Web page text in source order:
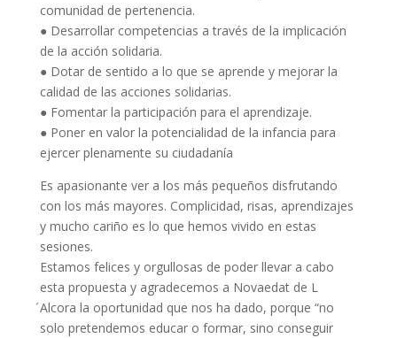
comunidad de pertenencia.
● Desarrollar competencias a través de la implicación
de la acción solidaria.
● Dotar de sentido a lo que se aprende y mejorar la
calidad de las acciones solidarias.
● Fomentar la participación para el aprendizaje.
● Poner en valor la potencialidad de la infancia para
ejercer plenamente su ciudadanía
Es apasionante ver a los más pequeños disfrutando
con los más mayores. Complicidad, risas, aprendizajes
y mucho cariño es lo que hemos vivido en estas
sesiones.
Estamos felices y orgullosas de poder llevar a cabo
esta propuesta y agradecemos a Novaedat de L
́Alcora la oportunidad que nos ha dado, porque “no
solo pretendemos educar o formar, sino conseguir